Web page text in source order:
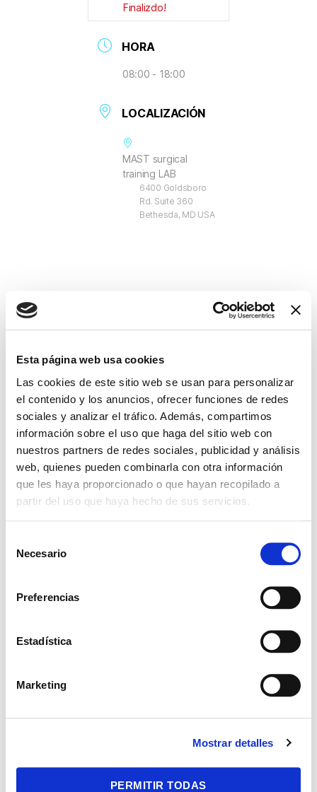
Esta página web usa cookies
Las cookies de este sitio web se usan para personalizar
el contenido y los anuncios, ofrecer funciones de redes
sociales y analizar el tráfico. Además, compartimos
información sobre el uso que haga del sitio web con
nuestros partners de redes sociales, publicidad y análisis
web, quienes pueden combinarla con otra información
que les haya proporcionado o que hayan recopilado a
partir del uso que haya hecho de sus servicios.
Necesario
Preferencias
Estadística
Marketing
Mostrar detalles
PERMITIR TODAS
Finalizdo!
HORA
08:00 - 18:00
LOCALIZACIÓN
MAST surgical
training LAB
6400 Goldsboro
Rd. Suite 360
Bethesda, MD USA
+ Añadir Google Calendar
Exportación + iCal / Outlook
Tu dirección de correo electrónico no